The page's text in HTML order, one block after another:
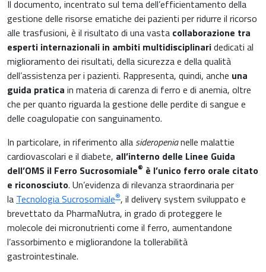
Medicina Interna, Geriatria e Reumatologia
Nutrizione e Metabolismo
Ortopedia e Traumatologia
Pediatria
Muscoli e articolazioni
News & Eventi
Nutrizione sportiva
Prodotti oftalmici
Riposo notturno
Il documento, incentrato sul tema dell’efficientamento della
gestione delle risorse ematiche dei pazienti per ridurre il ricorso
alle trasfusioni, è il risultato di una vasta collaborazione tra
esperti internazionali in ambiti multidisciplinaridedicati al
miglioramento dei risultati, della sicurezza e della qualità
dell’assistenza per i pazienti. Rappresenta, quindi, anche una
guida pratica in materia di carenza di ferro e di anemia, oltre
che per quanto riguarda la gestione delle perdite di sangue e
delle coagulopatie con sanguinamento.
In particolare, in riferimento alla sideropenianelle malattie
cardiovascolari e il diabete, all’interno delle Linee Guida
dell’OMS il Ferro Sucrosomiale® è l’unico ferro orale citato
e riconosciuto. Un’evidenza di rilevanza straordinaria per
la Tecnologia Sucrosomiale®, il delivery system sviluppato e
brevettato da PharmaNutra, in grado di proteggere le
molecole dei micronutrienti come il ferro, aumentandone
l’assorbimento e migliorandone la tollerabilità
gastrointestinale.